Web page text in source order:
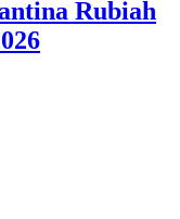
Rubiah